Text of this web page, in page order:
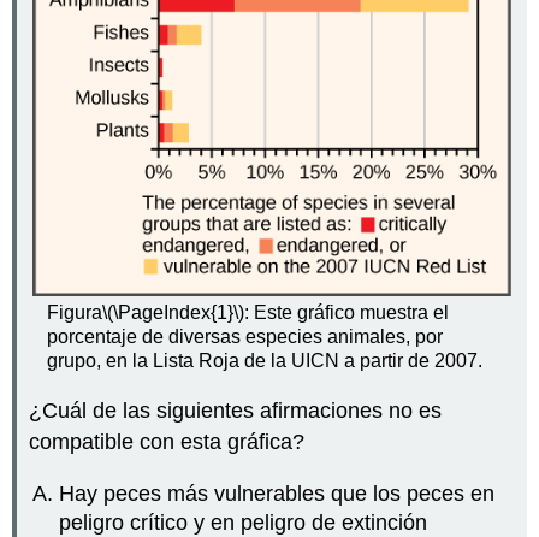
Figura\(\PageIndex{1}\): Este gráfico muestra el
porcentaje de diversas especies animales, por
grupo, en la Lista Roja de la UICN a partir de 2007.
¿Cuál de las siguientes afirmaciones no es
compatible con esta gráfica?
Hay peces más vulnerables que los peces en
peligro crítico y en peligro de extinción